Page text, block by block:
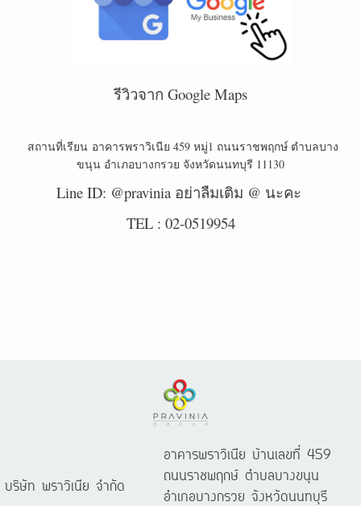
รีวิวจาก Google Maps
สถานที่เรียน อาคารพราวิเนีย 459 หมู่1 ถนนราชพฤกษ์ ตำบลบาง
ขนุน อำเภอบางกรวย จังหวัดนนทบุรี 11130
Line ID: @pravinia อย่าลืมเติม @ นะคะ
TEL : 02-0519954
บริษัท พราวิเนีย จำกัด
อาคารพราวิเนีย บ้านเลขที่ 459
ถนนราชพฤกษ์ ตำบลบางขนุน
อำเภอบางกรวย จังหวัดนนทบุรี